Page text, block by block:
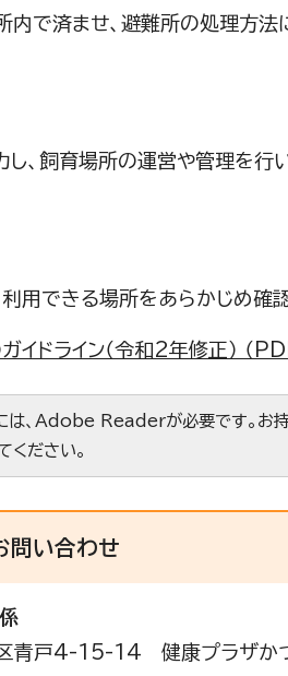
内で済ませ、避難所の処理方
、飼育場所の運営や管理を行
用できる場所をあらかじめ確認
イドライン（令和2年修正） （
は、Adobe Readerが必要です。お持
ください。
問い合わせ
戸4-15-14 健康プラザか